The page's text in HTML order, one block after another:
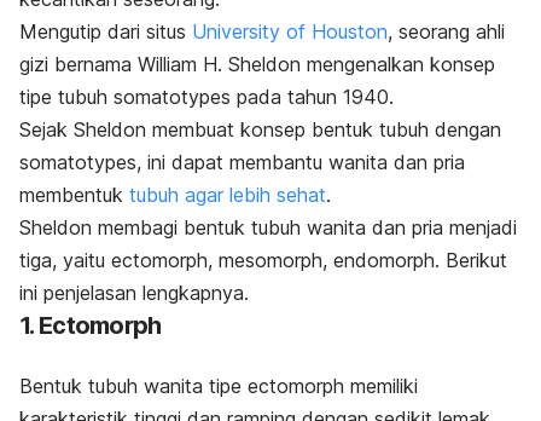
Mengutip dari situs University of Houston, seorang ahli
gizi bernama William H. Sheldon mengenalkan konsep
tipe tubuh somatotypes pada tahun 1940.
Sejak Sheldon membuat konsep bentuk tubuh dengan
somatotypes, ini dapat membantu wanita dan pria
membentuk tubuh agar lebih sehat.
Sheldon membagi bentuk tubuh wanita dan pria menjadi
tiga, yaitu ectomorph, mesomorph, endomorph. Berikut
ini penjelasan lengkapnya.
1. Ectomorph
Bentuk tubuh wanita tipe ectomorph memiliki